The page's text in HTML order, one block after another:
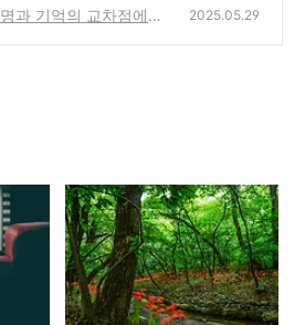
과 기억의 교차점에서
2025.05.29